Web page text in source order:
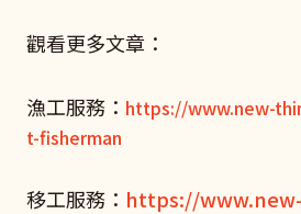
觀看更多文章：
漁工服務： https://www.new-
t-fisherman
移工服務： https://